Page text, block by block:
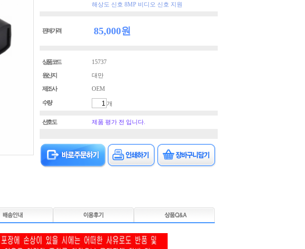
해상도 신호 8MP 비디오 신호 지원
판매가격
상품코드
15737
원산지
대만
제조사
OEM
수량
개
선호도 제품 평가 전 입니다.